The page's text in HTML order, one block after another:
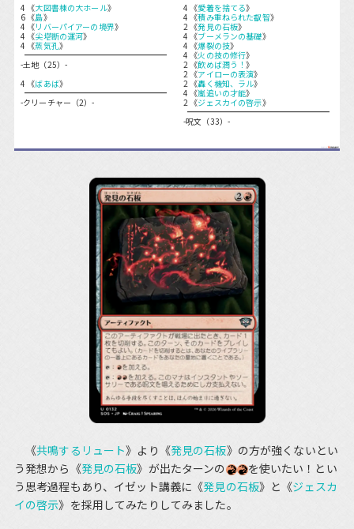
4 《大図書棟の大ホール》
6 《島》
4 《リバーパイアーの境界》
4 《尖塔断の運河》
4 《蒸気孔》
-土地（25）-
4 《ばあば》
-クリーチャー（2）-
4 《愛着を捨てる》
4 《積み重ねられた叡智》
2 《発見の石板》
4 《ブーメランの基礎》
4 《爆裂の技》
4 《火の技の修行》
2 《飲めば潤う！》
2 《アイローの表演》
2 《轟く機知、ラル》
4 《嵐追いの才能》
2 《ジェスカイの啓示》
-呪文（33）-
《共鳴するリュート》より《発見の石板》の方が強くないとい
う発想から《発見の石板》が出たターンの
を使いたい！とい
う思考過程もあり、イゼット講義に《発見の石板》と《ジェスカ
イの啓示》を採用してみたりしてみました。